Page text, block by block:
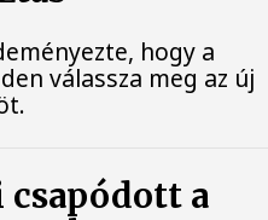
hogy a
válassza meg az új
csapódott a